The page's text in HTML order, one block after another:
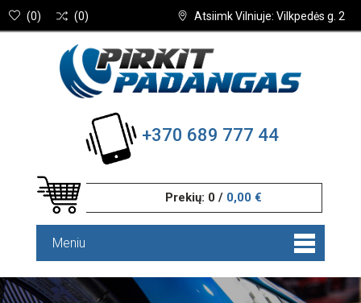
Atsiimk Vilniuje: Vilkpedės g. 2
(0) (0)
+370 689 777 44
Prekių: 0 / 0,00 €
Meniu